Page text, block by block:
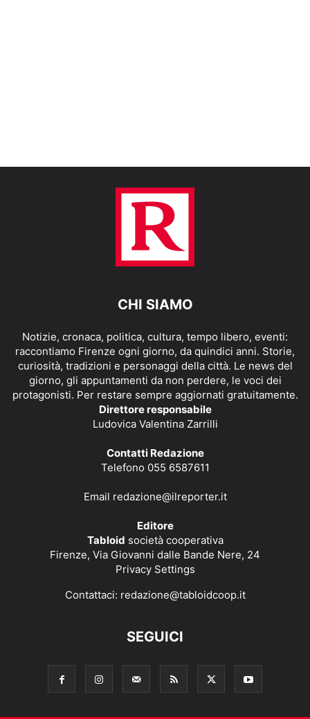
CHI SIAMO
Notizie, cronaca, politica, cultura, tempo libero, eventi:
raccontiamo Firenze ogni giorno, da quindici anni. Storie,
curiosità, tradizioni e personaggi della città. Le news del
giorno, gli appuntamenti da non perdere, le voci dei
protagonisti. Per restare sempre aggiornati gratuitamente.
Direttore responsabile
Ludovica Valentina Zarrilli
Contatti Redazione
Telefono 055 6587611
Email redazione@ilreporter.it
Editore
Tabloid società cooperativa
Firenze, Via Giovanni dalle Bande Nere, 24
Privacy Settings
Contattaci: redazione@tabloidcoop.it
SEGUICI